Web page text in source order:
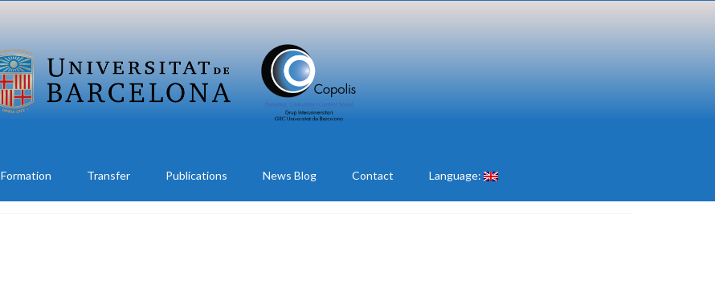
Formation Transfer Publications News Blog Contact Language: